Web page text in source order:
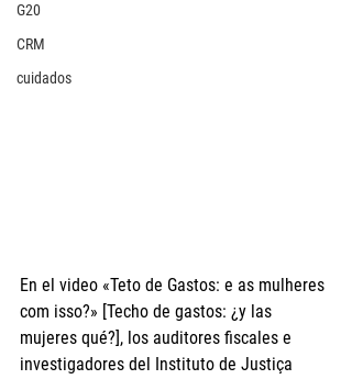
G20
CRM
cuidados
En el video «Teto de Gastos: e as mulheres
com isso?» [Techo de gastos: ¿y las
mujeres qué?], los auditores fiscales e
investigadores del Instituto de Justiça